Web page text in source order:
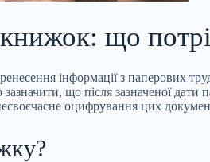
що
інформації з паперових
що після зазначеної
оцифрування цих